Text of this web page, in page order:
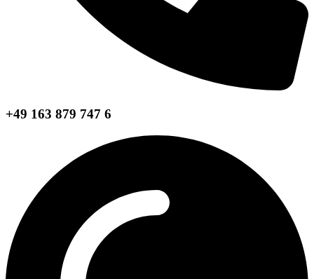
+49 163 879 747 6